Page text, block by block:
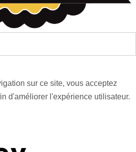
sur ce site, vous acceptez
d'améliorer l'expérience utilisateur.